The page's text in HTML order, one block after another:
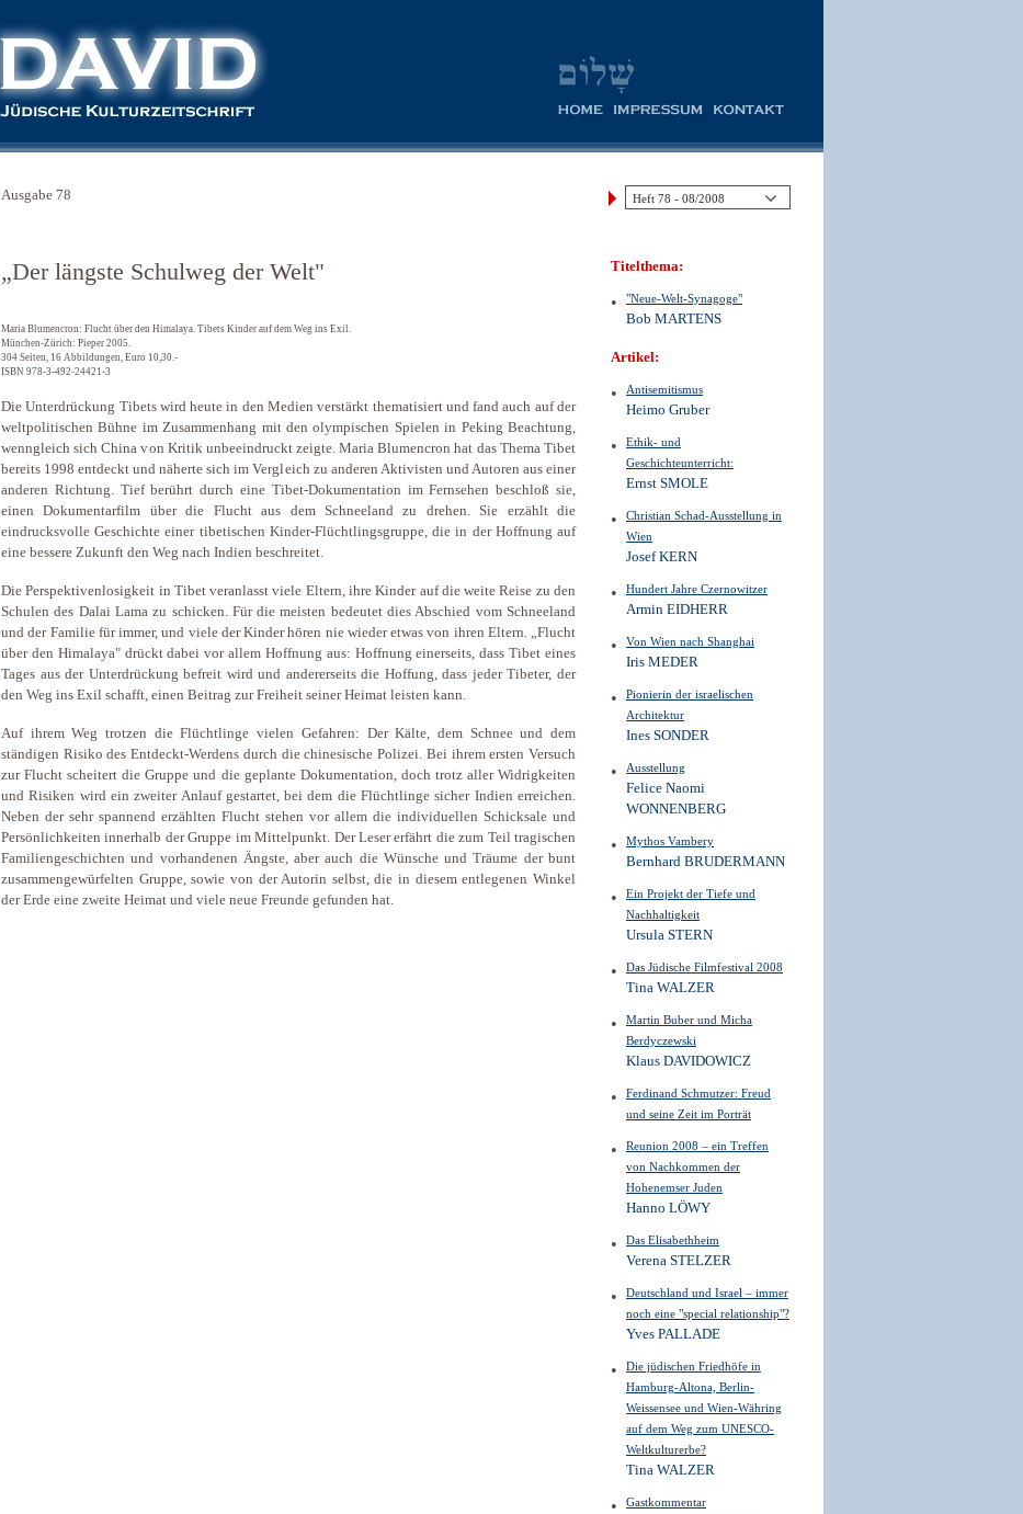
Ausgabe 78
„Der längste Schulweg der Welt"
Maria Blumencron: Flucht über den Himalaya. Tibets Kinder auf dem Weg ins Exil.
München-Zürich: Pieper 2005.
304 Seiten, 16 Abbildungen, Euro 10,30.-
ISBN 978-3-492-24421-3
Die Unterdrückung Tibets wird heute in den Medien verstärkt thematisiert und fand auch auf der
weltpolitischen Bühne im Zusammenhang mit den olympischen Spielen in Peking Beachtung,
wenngleich sich China von Kritik unbeeindruckt zeigte. Maria Blumencron hat das Thema Tibet
bereits 1998 entdeckt und näherte sich im Vergleich zu anderen Aktivisten und Autoren aus einer
anderen Richtung. Tief berührt durch eine Tibet-Dokumentation im Fernsehen beschloß sie,
einen Dokumentarfilm über die Flucht aus dem Schneeland zu drehen. Sie erzählt die
eindrucksvolle Geschichte einer tibetischen Kinder-Flüchtlingsgruppe, die in der Hoffnung auf
eine bessere Zukunft den Weg nach Indien beschreitet.
Die Perspektivenlosigkeit in Tibet veranlasst viele Eltern, ihre Kinder auf die weite Reise zu den
Schulen des Dalai Lama zu schicken. Für die meisten bedeutet dies Abschied vom Schneeland
und der Familie für immer, und viele der Kinder hören nie wieder etwas von ihren Eltern. „Flucht
über den Himalaya" drückt dabei vor allem Hoffnung aus: Hoffnung einerseits, dass Tibet eines
Tages aus der Unterdrückung befreit wird und andererseits die Hoffung, dass jeder Tibeter, der
den Weg ins Exil schafft, einen Beitrag zur Freiheit seiner Heimat leisten kann.
Auf ihrem Weg trotzen die Flüchtlinge vielen Gefahren: Der Kälte, dem Schnee und dem
ständigen Risiko des Entdeckt-Werdens durch die chinesische Polizei. Bei ihrem ersten Versuch
zur Flucht scheitert die Gruppe und die geplante Dokumentation, doch trotz aller Widrigkeiten
und Risiken wird ein zweiter Anlauf gestartet, bei dem die Flüchtlinge sicher Indien erreichen.
Neben der sehr spannend erzählten Flucht stehen vor allem die individuellen Schicksale und
Persönlichkeiten innerhalb der Gruppe im Mittelpunkt. Der Leser erfährt die zum Teil tragischen
Familiengeschichten und vorhandenen Ängste, aber auch die Wünsche und Träume der bunt
zusammengewürfelten Gruppe, sowie von der Autorin selbst, die in diesem entlegenen Winkel
der Erde eine zweite Heimat und viele neue Freunde gefunden hat.
Titelthema:
"Neue-Welt-Synagoge"
Bob MARTENS
Artikel:
Antisemitismus
Heimo Gruber
Ethik- und
Geschichteunterricht:
Ernst SMOLE
Christian Schad-Ausstellung in
Wien
Josef KERN
Hundert Jahre Czernowitzer
Armin EIDHERR
Von Wien nach Shanghai
Iris MEDER
Pionierin der israelischen
Architektur
Ines SONDER
Ausstellung
Felice Naomi
WONNENBERG
Mythos Vambery
Bernhard BRUDERMANN
Ein Projekt der Tiefe und
Nachhaltigkeit
Ursula STERN
Das Jüdische Filmfestival 2008
Tina WALZER
Martin Buber und Micha
Berdyczewski
Klaus DAVIDOWICZ
Ferdinand Schmutzer: Freud
und seine Zeit im Porträt
Reunion 2008 – ein Treffen
von Nachkommen der
Hohenemser Juden
Hanno LÖWY
Das Elisabethheim
Verena STELZER
Deutschland und Israel – immer
noch eine "special relationship"?
Yves PALLADE
Die jüdischen Friedhöfe in
Hamburg-Altona, Berlin-
Weissensee und Wien-Währing
auf dem Weg zum UNESCO-
Weltkulturerbe?
Tina WALZER
Gastkommentar